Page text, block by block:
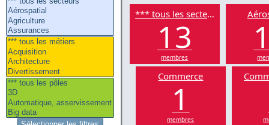
*** tous les secteurs
13
membres
Commerce
1
membres